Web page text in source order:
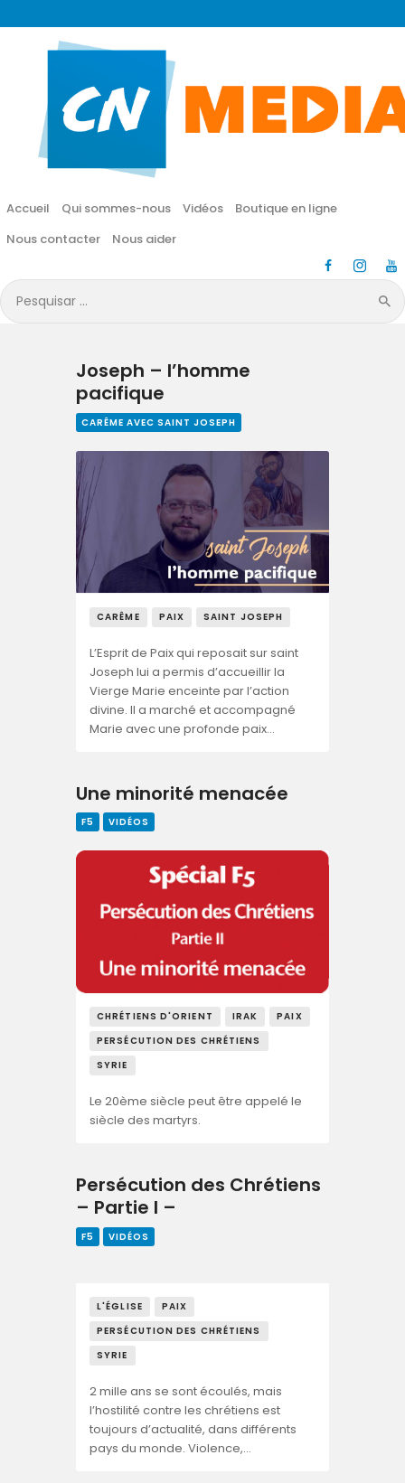
Accueil Qui sommes-nous Vidéos
Boutique en ligne
Nous contacter
Nous aider
Pesquisar
por:
CN MÉDIA
Une vie nouvelle en JESUS !
Accueil
Vidéos
Boutique en ligne
Nous aider
Joseph – l’homme
pacifique
CARÊME AVEC SAINT JOSEPH
CARÊME PAIX SAINT JOSEPH
L’Esprit de Paix qui reposait sur saint
Joseph lui a permis d’accueillir la
Vierge Marie enceinte par l’action
divine. Il a marché et accompagné
Marie avec une profonde paix…
Une minorité menacée
F5 VIDÉOS
CHRÉTIENS D'ORIENT IRAK
PAIX
PERSÉCUTION DES CHRÉTIENS
SYRIE
Le 20ème siècle peut être appelé le
siècle des martyrs.
Persécution des Chrétiens
– Partie I –
F5 VIDÉOS
L'ÉGLISE
PAIX
PERSÉCUTION DES CHRÉTIENS
SYRIE
2 mille ans se sont écoulés, mais
l’hostilité contre les chrétiens est
toujours d’actualité, dans différents
pays du monde. Violence,…